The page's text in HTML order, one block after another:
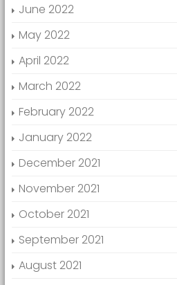
June 2022
May 2022
April 2022
March 2022
February 2022
January 2022
December 2021
November 2021
October 2021
September 2021
August 2021